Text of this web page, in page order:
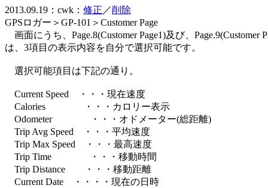
2013.09.19：cwk： 修正 ／削除
GPSロガー＞GP-101＞Customer Page
画面にうち、Page.8(Customer Page1)及び、Page.9(Customer
は、3項目の表示内容を自分で選択可能です。
選択可能項目は下記の通り。
Current Speed ・・・現在速度
Calories ・・・カロリー表示
Odometer ・・・オドメーター(総距離)
Trip Avg Speed ・・・平均速度
Trip Max Speed ・・・最高速度
Trip Time ・・・移動時間
Trip Distance ・・・移動距離
Current Date ・・・・現在の日時